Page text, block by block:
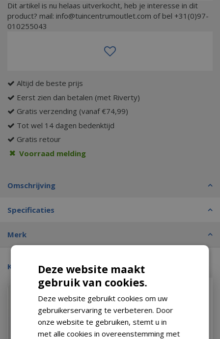
Dit artikel is nu helaas uitverkocht, heb je interesse in dit
product? mail: info@tuincentrumoutlet.com of bel +31(0)97-
010255043
Altijd de beste prijs
Eerst zien dan betalen (met Riverty)
Gratis verzending (vanaf €74,99)
Tot wel 14 dagen bedenktijd
Gratis retour
Voorraad melding
Omschrijving
Specificaties
Merk
Kijk ook eens naar:
Deze website maakt
gebruik van cookies.
Deze website gebruikt cookies om uw
gebruikerservaring te verbeteren. Door
onze website te gebruiken, stemt u in
met alle cookies in overeenstemming met